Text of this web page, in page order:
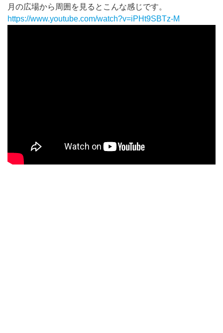
月の広場から周囲を見るとこんな感じです。
https://www.youtube.com/watch?v=iPHt9SBTz-M